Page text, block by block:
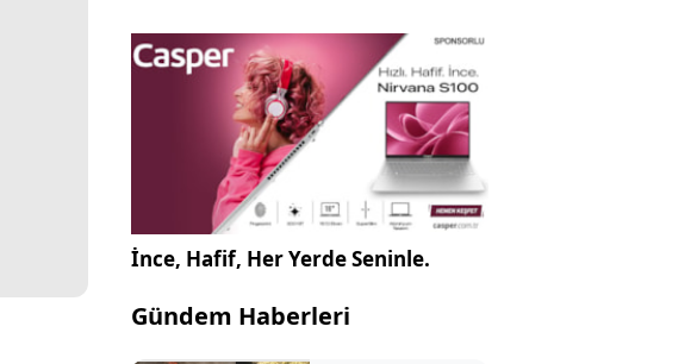
İnce, Hafif, Her Yerde Seninle.
Gündem Haberleri